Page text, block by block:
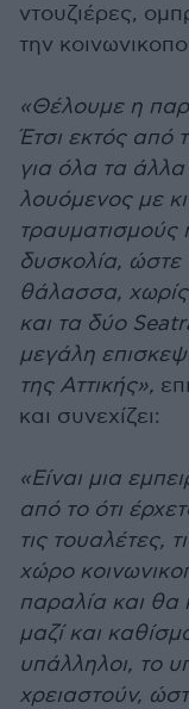
ντουζιέρες,
την
«Θέλουμε η
Έτσι εκτός από
για όλα τα
λουόμενος με
τραυματισμούς
δυσκολία,
θάλασσα, χωρίς
και τα δύο
μεγάλη
της Αττικής»,
και συνεχίζει:
«Είναι μια
από το ότι
τις τουαλέτες,
χώρο
παραλία και
μαζί και
υπάλληλοι, το
χρειαστούν,